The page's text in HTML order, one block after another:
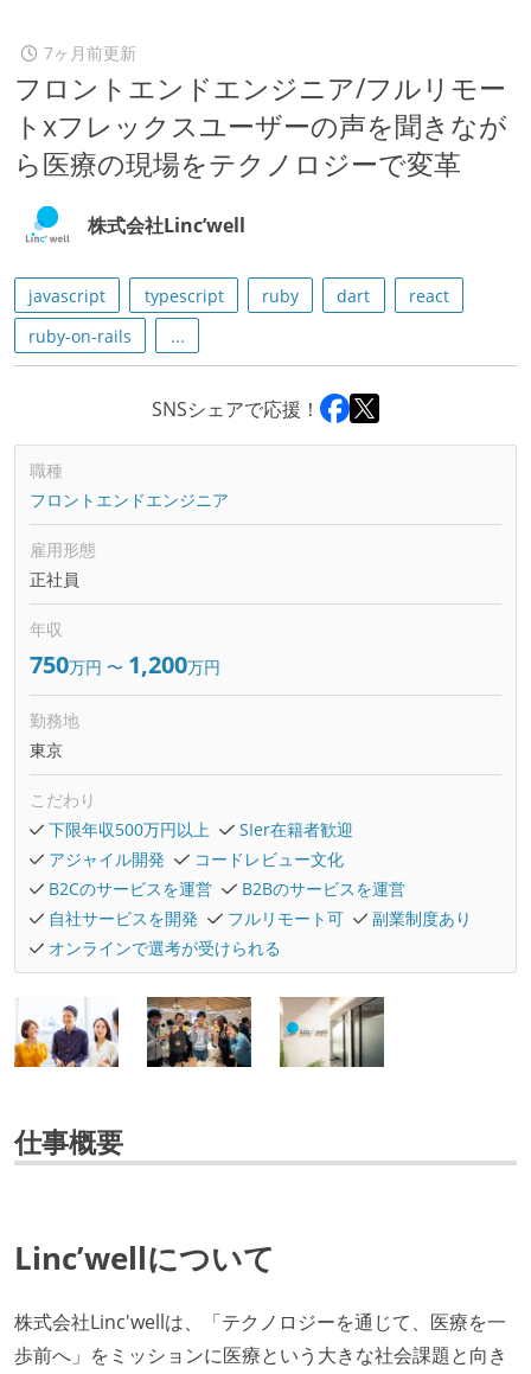
7ヶ月前更新
フロントエンドエンジニア/フルリモー
トxフレックスユーザーの声を聞きなが
ら医療の現場をテクノロジーで変革
株式会社Linc’well
javascript typescript ruby dart
react
ruby-on-rails
...
SNSシェアで応援！
職種
フロントエンドエンジニア
雇用形態
正社員
年収
750万円 〜 1,200万円
勤務地
東京
こだわり
下限年収500万円以上
SIer在籍者歓迎
アジャイル開発
コードレビュー文化
B2Cのサービスを運営
B2Bのサービスを運営
自社サービスを開発
フルリモート可
副業制度あり
オンラインで選考が受けられる
仕事概要
Linc’wellについて
株式会社Linc'wellは、「テクノロジーを通じて、医療を一
歩前へ」をミッションに医療という大きな社会課題と向き